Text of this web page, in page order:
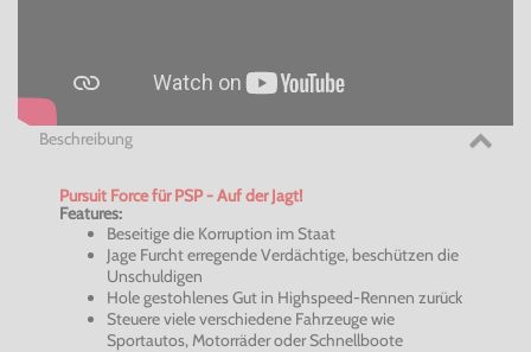
Beschreibung
Pursuit Force für PSP - Auf der Jagt!
Features:
Beseitige die Korruption im Staat
Jage Furcht erregende Verdächtige, beschützen die
Unschuldigen
Hole gestohlenes Gut in Highspeed-Rennen zurück
Steuere viele verschiedene Fahrzeuge wie
Sportautos, Motorräder oder Schnellboote